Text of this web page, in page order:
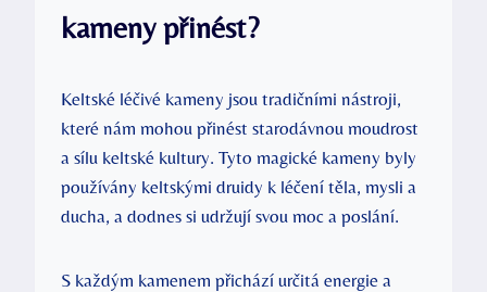
kameny přinést?
Keltské léčivé kameny jsou tradičními nástroji,
které nám mohou přinést starodávnou moudrost
a sílu keltské kultury. Tyto magické kameny byly
používány keltskými druidy k léčení těla, mysli a
ducha, a dodnes si udržují svou moc a poslání.
S každým kamenem přichází určitá energie a